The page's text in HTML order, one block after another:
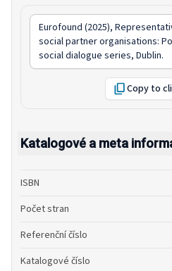
Eurofound (2025),
social partner organisations:
social dialogue series, Dublin.
Copy to
Katalogové a meta
ISBN
Počet stran
Referenční číslo
Katalogové číslo